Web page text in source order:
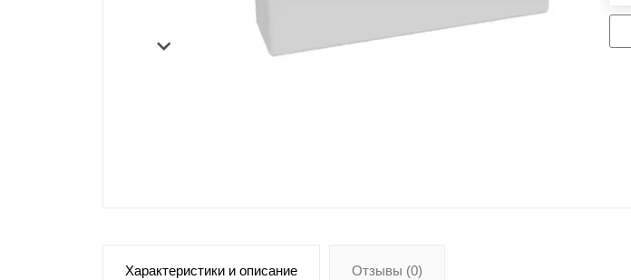
Банковское оборудование
Корпусная мебель
Характеристики и описание Отзывы (0)